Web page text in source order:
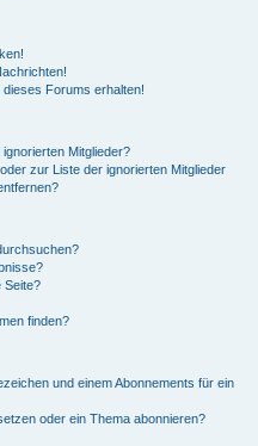
dieses Forums erhalten!
Mitglieder?
zur Liste der ignorierten Mitglieder
Seite?
finden?
und einem Abonnements für ein
oder ein Thema abonnieren?